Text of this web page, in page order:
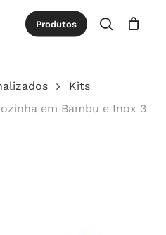
Produtos
procurar
Close
Kits
em Bambu e Inox 3